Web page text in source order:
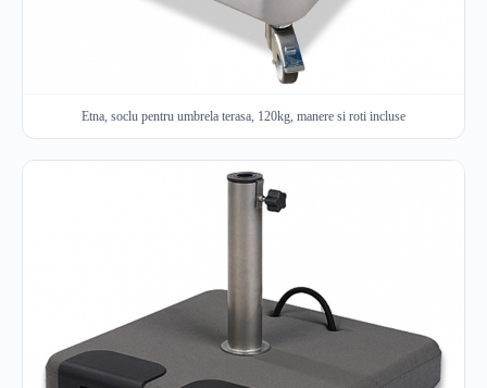
Etna, soclu pentru umbrela terasa, 120kg, manere si roti incluse